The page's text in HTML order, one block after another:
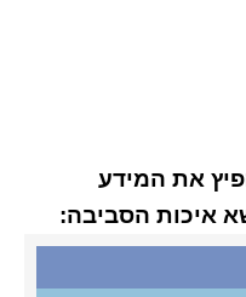
את המידע
איכות הסביבה: